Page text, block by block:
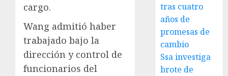
cargo.
Wang admitió haber
trabajado bajo la
dirección y control de
funcionarios del
tras cuatro
años de
promesas de
cambio
Ssa investiga
brote de